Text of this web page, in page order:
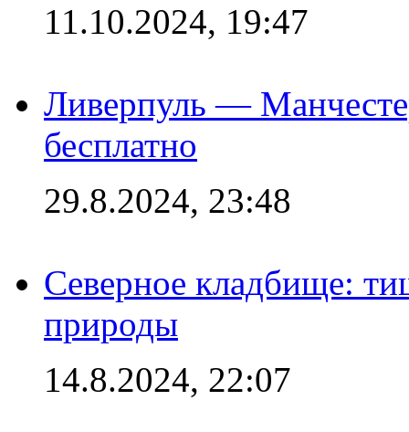
11.10.2024, 19:47
Ливерпуль —
бесплатно
29.8.2024, 23:48
Северное кладбище:
природы
14.8.2024, 22:07